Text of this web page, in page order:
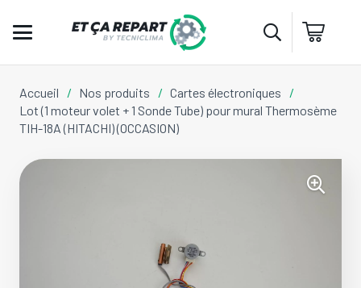
Accueil / Nos produits / Cartes électroniques
/
Lot (1 moteur volet + 1 Sonde Tube) pour mural Thermosème
TIH-18A (HITACHI) (OCCASION)